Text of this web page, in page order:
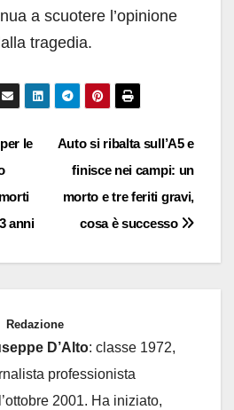
a scuotere l’opinione
tragedia.
Auto si ribalta sull’A5 e
finisce nei campi: un
morto e tre feriti gravi,
cosa è successo
le
anni
Redazione
D’Alto: classe 1972,
professionista
2001. Ha iniziato,